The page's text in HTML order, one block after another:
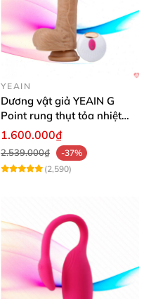
YEAIN
Dương vật giả YEAIN G
Point rung thụt tỏa nhiệt
điều khiển từ xa silicon
1.600.000₫
2.539.000₫
-37%
(2,590)